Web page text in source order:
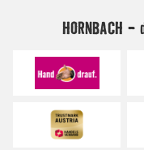
HORNBACH